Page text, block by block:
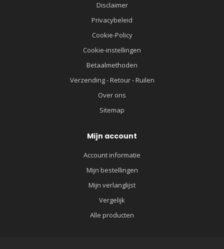
Disclaimer
Privacybeleid
Cookie-Policy
Cookie-instellingen
Betaalmethoden
Verzending - Retour - Ruilen
Over ons
Sitemap
Mijn account
Account informatie
Mijn bestellingen
Mijn verlanglijst
Vergelijk
Alle producten